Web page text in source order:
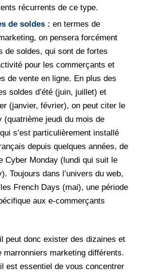
récurrents de ce type.
de soldes : en termes de
on pensera forcément
de soldes, qui sont de fortes
pour les commerçants et
de vente en ligne. En plus des
soldes d’été (juin, juillet) et
(janvier, février), on peut citer le
(quatrième jeudi du mois de
s’est particulièrement installé
depuis quelques années, de
Cyber Monday (lundi qui suit le
Toujours dans l’univers du web,
French Days (mai), une période
aux e-commerçants
peut donc exister des dizaines et
marronniers marketing différents.
est essentiel de vous concentrer